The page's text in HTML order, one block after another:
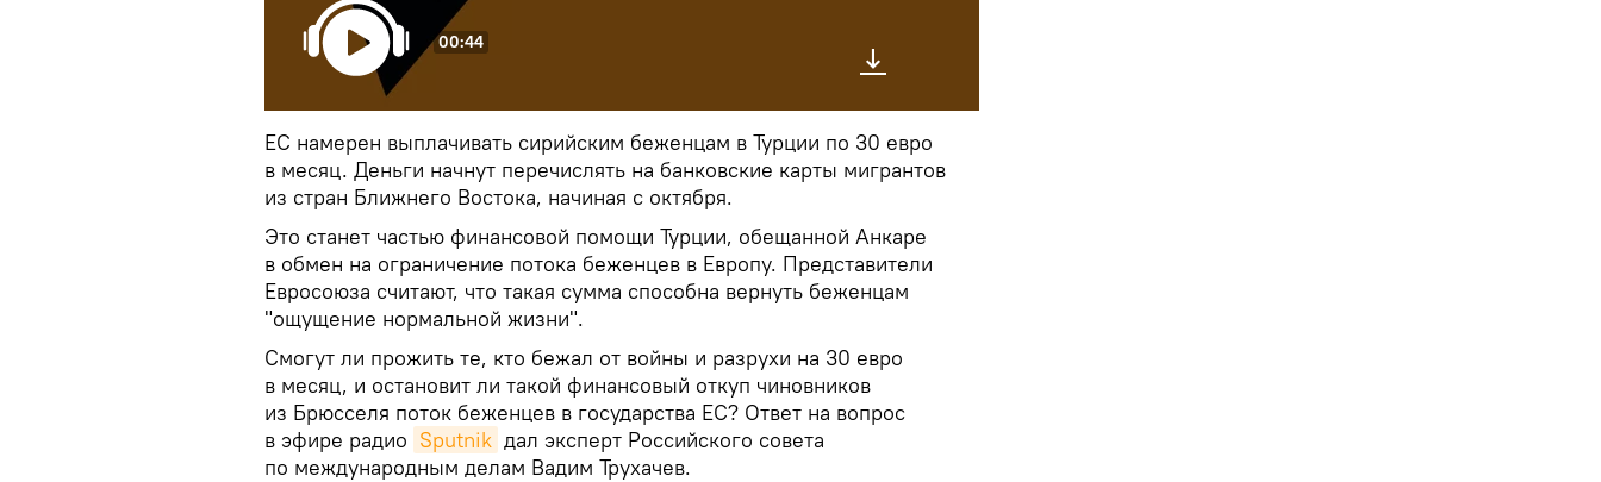
00:44
ЕС намерен выплачивать сирийским беженцам в Турции по 30 евро
в месяц. Деньги начнут перечислять на банковские карты мигрантов
из стран Ближнего Востока, начиная с октября.
Это станет частью финансовой помощи Турции, обещанной Анкаре
в обмен на ограничение потока беженцев в Европу. Представители
Евросоюза считают, что такая сумма способна вернуть беженцам
"ощущение нормальной жизни".
Смогут ли прожить те, кто бежал от войны и разрухи на 30 евро
в месяц, и остановит ли такой финансовый откуп чиновников
из Брюсселя поток беженцев в государства ЕС? Ответ на вопрос
в эфире радио Sputnik дал эксперт Российского совета
по международным делам Вадим Трухачев.